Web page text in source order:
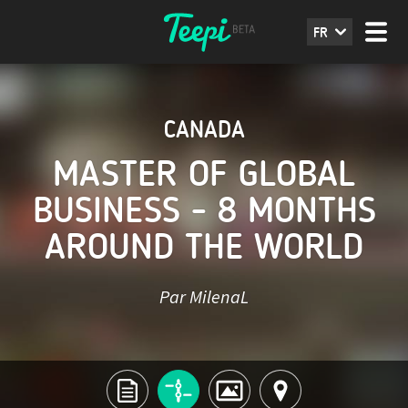
FR
CANADA
MASTER OF GLOBAL
BUSINESS - 8 MONTHS
AROUND THE WORLD
Par MilenaL